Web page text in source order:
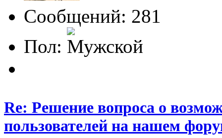
Сообщений: 281
Пол:
Re: Решение вопроса о
пользователей на нашем